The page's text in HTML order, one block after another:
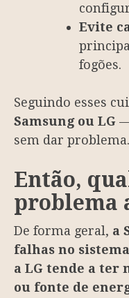
Evite
fogões.
Seguindo esses
Samsung ou LG
sem dar problema.
Então,
problema
De forma geral, a
falhas no
a LG tende a ter
ou fonte de